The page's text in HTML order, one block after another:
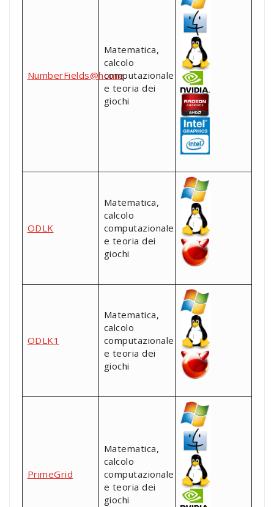
NumberFields@home
Matematica,
calcolo
computazionale
e teoria dei
giochi
ODLK
Matematica,
calcolo
computazionale
e teoria dei
giochi
ODLK1
Matematica,
calcolo
computazionale
e teoria dei
giochi
PrimeGrid
Matematica,
calcolo
computazionale
e teoria dei
giochi